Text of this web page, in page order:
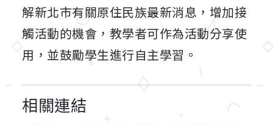
解新北市有關原住民族最新消息，增加接
觸活動的機會，教學者可作為活動分享使
用，並鼓勵學生進行自主學習。
相關連結